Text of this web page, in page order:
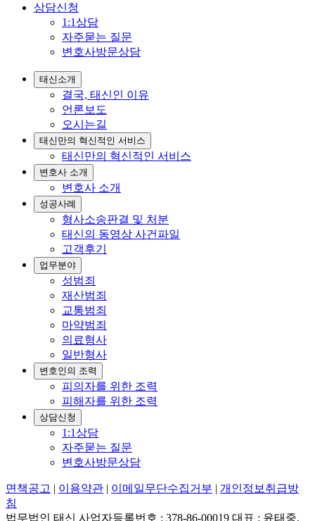
상담신청
1:1상담
자주묻는 질문
변호사방문상담
태신소개
결국, 태신인 이유
언론보도
오시는길
태신만의 혁신적인 서비스
태신만의 혁신적인 서비스
변호사 소개
변호사 소개
성공사례
형사소송판결 및 처분
태신의 동영상 사건파일
고객후기
업무분야
성범죄
재산범죄
교통범죄
마약범죄
의료형사
일반형사
변호인의 조력
피의자를 위한 조력
피해자를 위한 조력
상담신청
1:1상담
자주묻는 질문
변호사방문상담
면책공고 | 이용약관 | 이메일무단수집거부 | 개인정보취급방
침
법무법인 태신 사업자등록번호 : 378-86-00019 대표 : 윤태중,